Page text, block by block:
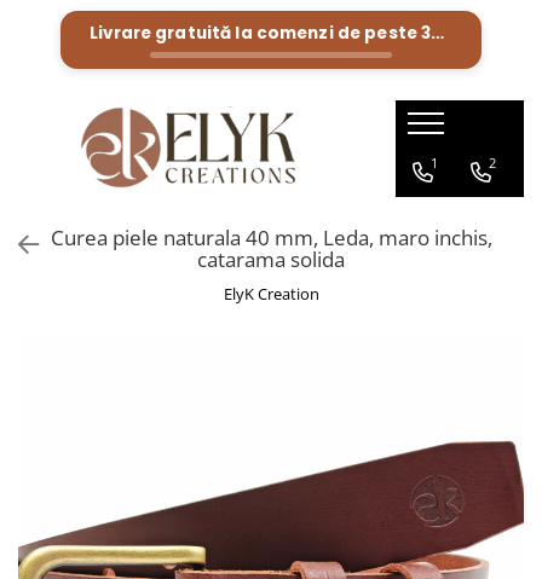
Portofele barbati
Bratari Piele
Genti femei
Portofele femei
Livrare gratuită la comenzi de peste300 Lei
1 2
Curea piele naturala 40 mm, Leda, maro inchis,
catarama solida
ElyK Creation